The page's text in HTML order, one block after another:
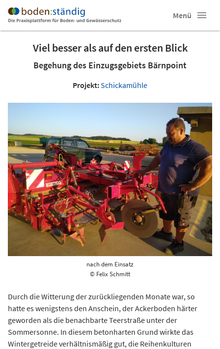
Menü
Viel besser als auf den ersten Blick
Begehung des Einzugsgebiets Bärnpoint
Projekt:Schickamühle
nach dem Einsatz
© Felix Schmitt
Durch die Witterung der zurückliegenden Monate war, so
hatte es wenigstens den Anschein, der Ackerboden härter
geworden als die benachbarte Teerstraße unter der
Sommersonne. In diesem betonharten Grund wirkte das
Wintergetreide verhältnismäßig gut, die Reihenkulturen